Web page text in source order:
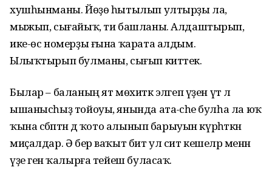
хушһынманы. Йөҙө һытылып ултырҙы ла,
мыжып, сығайыҡ, ти башланы. Алдаштырып,
ике-өс номерҙы ғына ҡарата алдым.
Ылыҡтырып булманы, сығып киттек.
Былар – баланың ят мөхиткә эләгеп үҙен үтә лә
ышанысһыҙ тойоуы, янында ата-әсәһе булһа ла юҡ
ҡына сәбәптән дә ҡото алынып барыуын күрһәткән
миҫалдар. Ә бер ваҡыт бит ул сит кешеләр менән
үҙе генә ҡалырға тейеш буласаҡ.